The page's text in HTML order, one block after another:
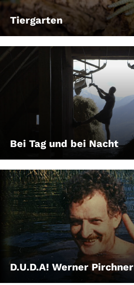
Tiergarten
Bei Tag und bei Nacht
D.U.D.A! Werner Pirchner